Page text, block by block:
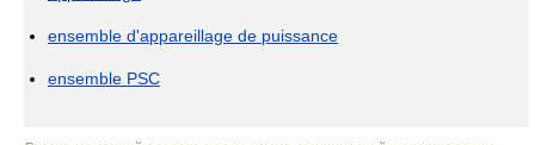
ensemble d'appareillage de puissance
ensemble PSC